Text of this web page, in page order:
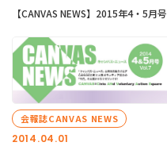
【CANVAS NEWS】2015年4・5月号
2014.04.01
会報誌CANVAS NEWS